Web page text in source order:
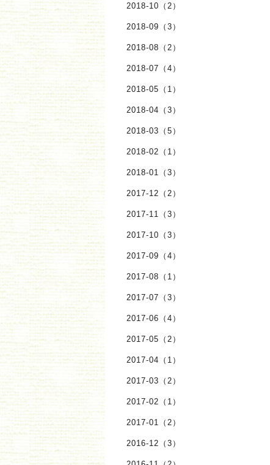
2018-10（2）
2018-09（3）
2018-08（2）
2018-07（4）
2018-05（1）
2018-04（3）
2018-03（5）
2018-02（1）
2018-01（3）
2017-12（2）
2017-11（3）
2017-10（3）
2017-09（4）
2017-08（1）
2017-07（3）
2017-06（4）
2017-05（2）
2017-04（1）
2017-03（2）
2017-02（1）
2017-01（2）
2016-12（3）